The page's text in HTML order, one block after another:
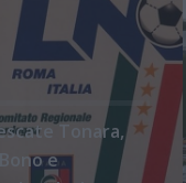
Tonara,
e